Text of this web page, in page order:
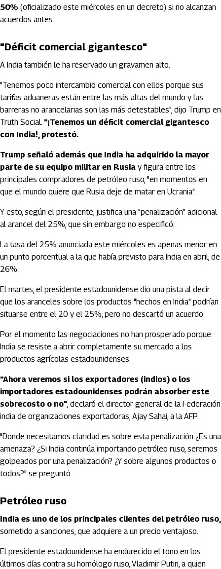
50% (oficializado este miércoles en un decreto) si no alcanzan
acuerdos antes.
"Déficit comercial gigantesco"
A India también le ha reservado un gravamen alto.
"Tenemos poco intercambio comercial con ellos porque sus
tarifas aduaneras están entre las más altas del mundo y las
barreras no arancelarias son las más detestables", dijo Trump en
Truth Social. "¡Tenemos un déficit comercial gigantesco
con India!, protestó.
Trump señaló además que India ha adquirido la mayor
parte de su equipo militar en Rusia y figura entre los
principales compradores de petróleo ruso, "en momentos en
que el mundo quiere que Rusia deje de matar en Ucrania".
Y esto, según el presidente, justifica una "penalización" adicional
al arancel del 25%, que sin embargo no especificó.
La tasa del 25% anunciada este miércoles es apenas menor en
un punto porcentual a la que había previsto para India en abril, de
26%.
El martes, el presidente estadounidense dio una pista al decir
que los aranceles sobre los productos "hechos en India" podrían
situarse entre el 20 y el 25%, pero no descartó un acuerdo.
Por el momento las negociaciones no han prosperado porque
India se resiste a abrir completamente su mercado a los
productos agrícolas estadounidenses.
"Ahora veremos si los exportadores (indios) o los
importadores estadounidenses podrán absorber este
sobrecosto o no", declaró el director general de la Federación
india de organizaciones exportadoras, Ajay Sahai, a la AFP.
"Donde necesitamos claridad es sobre esta penalización ¿Es una
amenaza? ¿Si India continúa importando petróleo ruso, seremos
golpeados por una penalización? ¿Y sobre algunos productos o
todos?" se preguntó.
Petróleo ruso
India es uno de los principales clientes del petróleo ruso,
sometido a sanciones, que adquiere a un precio ventajoso.
El presidente estadounidense ha endurecido el tono en los
últimos días contra su homólogo ruso, Vladimir Putin, a quien